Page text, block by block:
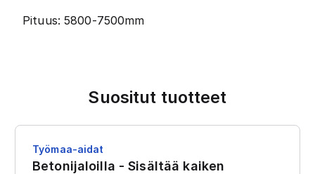
Pituus: 5800-7500mm
Suositut tuotteet
Työmaa-aidat
Betonijaloilla - Sisältää kaiken